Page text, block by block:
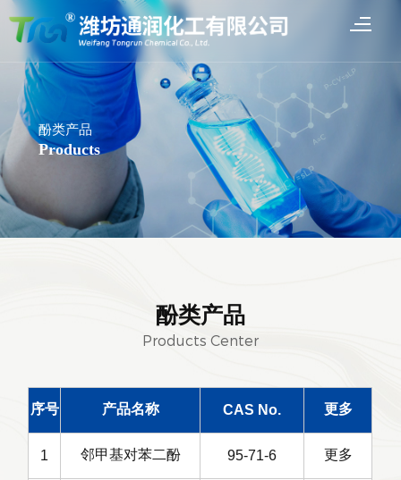
酚类产品
Products
酚类产品
Products Center
序号 产品名称 CAS No. 更多
1 邻甲基对苯二酚 95-71-6 更多